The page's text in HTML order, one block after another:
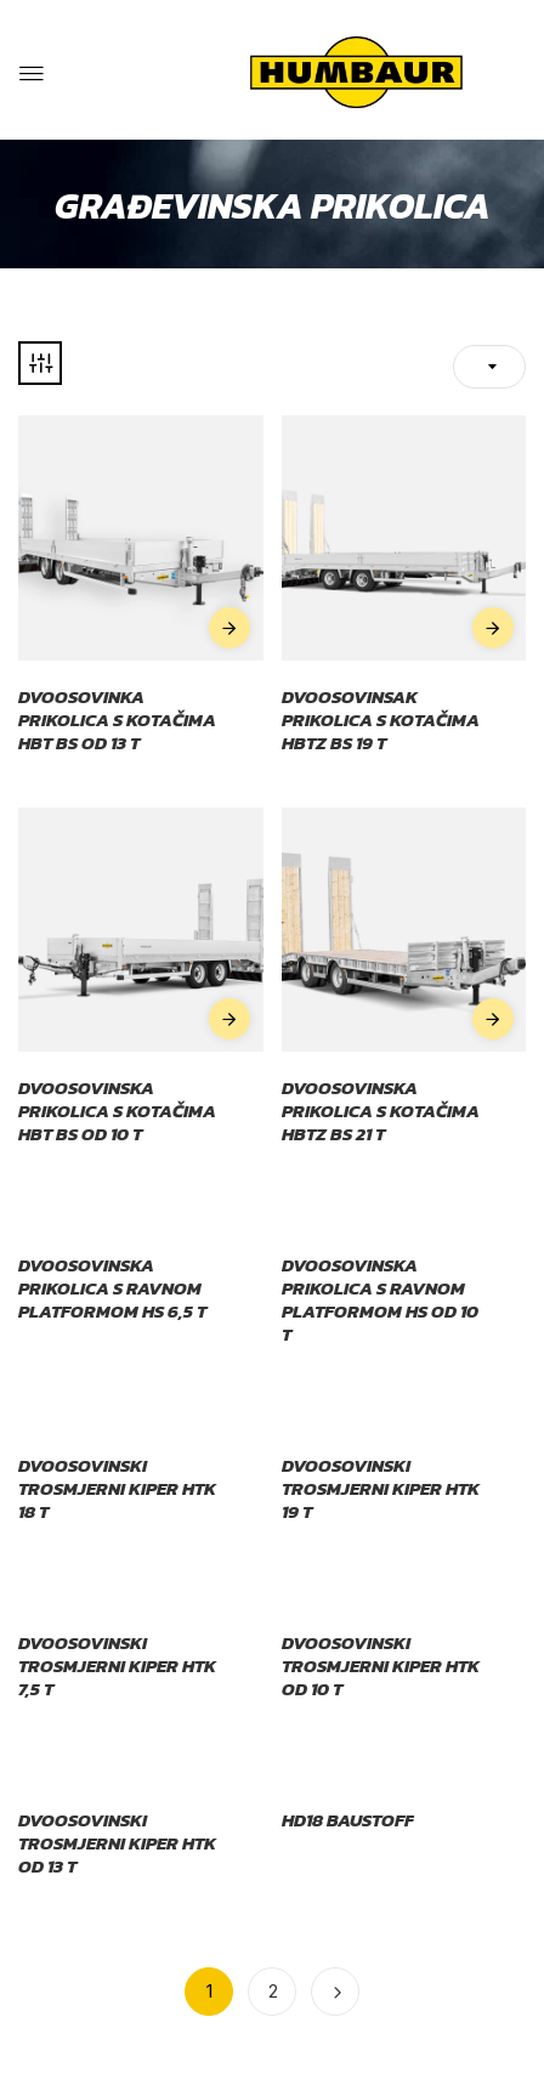
GRAĐEVINSKA PRIKOLICA
DVOOSOVINKA
PRIKOLICA S KOTAČIMA
HBT BS OD 13 T
DVOOSOVINSAK
PRIKOLICA S KOTAČIMA
HBTZ BS 19 T
DVOOSOVINSKA
PRIKOLICA S KOTAČIMA
HBT BS OD 10 T
DVOOSOVINSKA
PRIKOLICA S KOTAČIMA
HBTZ BS 21 T
DVOOSOVINSKA
PRIKOLICA S RAVNOM
PLATFORMOM HS 6,5 T
DVOOSOVINSKA
PRIKOLICA S RAVNOM
PLATFORMOM HS OD 10
T
DVOOSOVINSKI
TROSMJERNI KIPER HTK
18 T
DVOOSOVINSKI
TROSMJERNI KIPER HTK
19 T
DVOOSOVINSKI
TROSMJERNI KIPER HTK
7,5 T
DVOOSOVINSKI
TROSMJERNI KIPER HTK
OD 10 T
DVOOSOVINSKI
TROSMJERNI KIPER HTK
OD 13 T
HD18 BAUSTOFF
1 2